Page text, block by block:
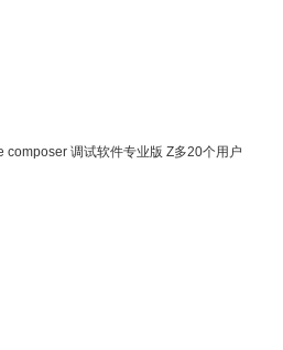
composer 调试软件专业版 Z多20个用户